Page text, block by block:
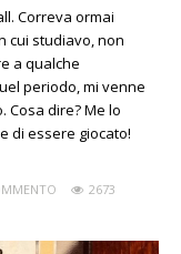
Correva ormai
cui studiavo, non
a qualche
periodo, mi venne
dire? Me lo
di essere giocato!
2673